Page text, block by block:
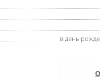
в день